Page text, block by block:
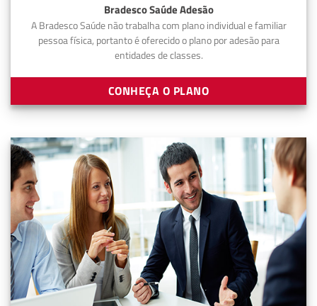
Bradesco Saúde Adesão
A Bradesco Saúde não trabalha com plano individual e familiar
pessoa física, portanto é oferecido o plano por adesão para
entidades de classes.
CONHEÇA O PLANO